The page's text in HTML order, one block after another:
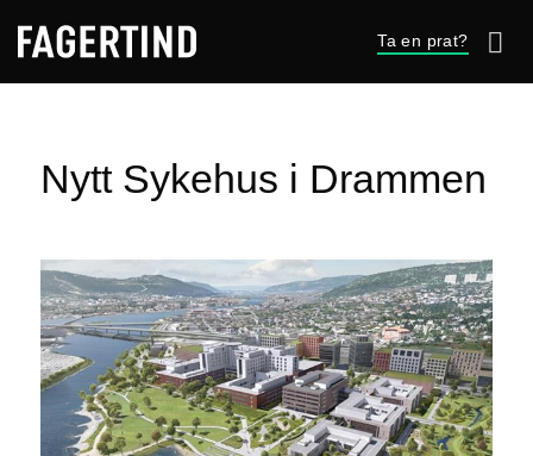
Ta en prat?
Nytt Sykehus i Drammen